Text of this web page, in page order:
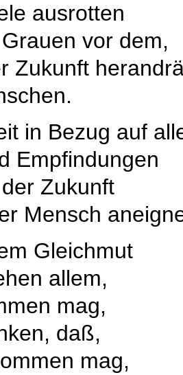
ausrotten
vor dem,
Zukunft
in Bezug auf
Empfindungen
Zukunft
Mensch
Gleichmut
allem,
mag,
daß,
mag,